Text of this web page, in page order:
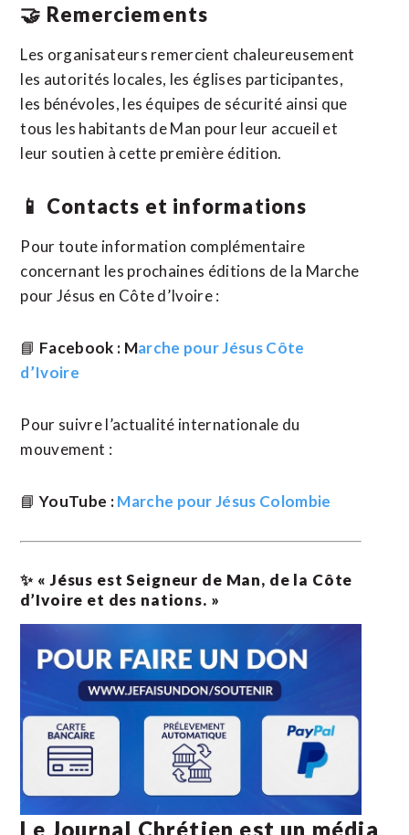
🤝 Remerciements
Les organisateurs remercient chaleureusement
les autorités locales, les églises participantes,
les bénévoles, les équipes de sécurité ainsi que
tous les habitants de Man pour leur accueil et
leur soutien à cette première édition.
📱 Contacts et informations
Pour toute information complémentaire
concernant les prochaines éditions de la Marche
pour Jésus en Côte d’Ivoire :
📘 Facebook : Marche pour Jésus Côte
d’Ivoire
Pour suivre l’actualité internationale du
mouvement :
📘 YouTube :Marche pour Jésus Colombie
✨ « Jésus est Seigneur de Man, de la Côte
d’Ivoire et des nations. »
Le Journal Chrétien est un média